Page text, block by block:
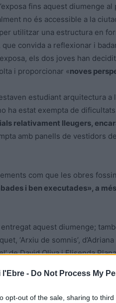
l'Ebre - Do Not Process My
opt-out of the sale, sharing to
fins aquest diumenge
no és accessible a la
utilitzar una estructura en
convida a reflexionar i
els dos joves han
i proporcionar «noves
estudiant arquitectura a
ha estat exempta de
relativament lleugers,
amb panells de vestidors
com que les obres
i ben executades», a
aquest diumenge;
‘Arxiu de somnis’,
de David Oliva i Elisenda